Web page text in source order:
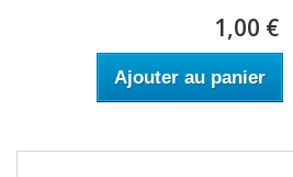
1,00 €
Ajouter au panier